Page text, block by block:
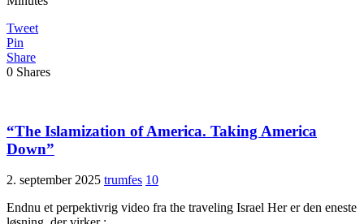
Tweet
Pin
Share
0 Shares
“The Islamization of America. Taking America
Down”
2. september 2025 trumfes 10
Endnu et perpektivrig video fra the traveling Israel Her er den eneste